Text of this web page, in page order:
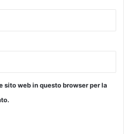
sito web in questo browser per la